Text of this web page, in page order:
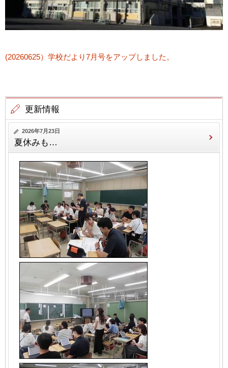
(20260625）学校だより7月号をアップしました。
更新情報
2026年7月23日
夏休みも…